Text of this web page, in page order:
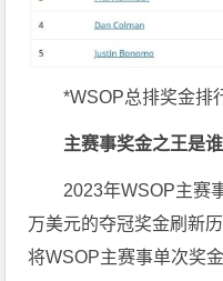
*WSOP总排奖金排
主赛事奖金之王是谁
2023年WSOP主赛
万美元的夺冠奖金刷新
将WSOP主赛事单次奖